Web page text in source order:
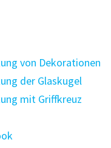
von Dekorationen
der Glaskugel
mit Griffkreuz